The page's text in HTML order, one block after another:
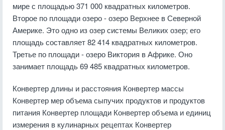
мире с площадью 371 000 квадратных километров.
Второе по площади озеро - озеро Верхнее в Северной
Америке. Это одно из озер системы Великих озер; его
площадь составляет 82 414 квадратных километров.
Третье по площади - озеро Виктория в Африке. Оно
занимает площадь 69 485 квадратных километров.
Конвертер длины и расстояния Конвертер массы
Конвертер мер объема сыпучих продуктов и продуктов
питания Конвертер площади Конвертер объема и единиц
измерения в кулинарных рецептах Конвертер